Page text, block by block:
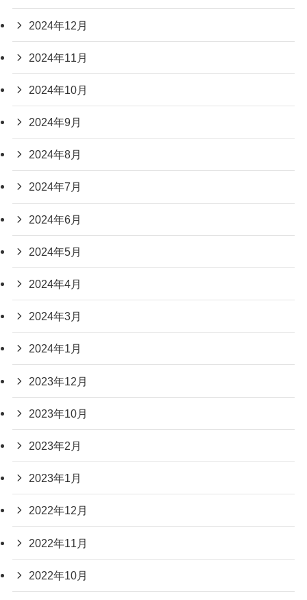
2024年12月
2024年11月
2024年10月
2024年9月
2024年8月
2024年7月
2024年6月
2024年5月
2024年4月
2024年3月
2024年1月
2023年12月
2023年10月
2023年2月
2023年1月
2022年12月
2022年11月
2022年10月